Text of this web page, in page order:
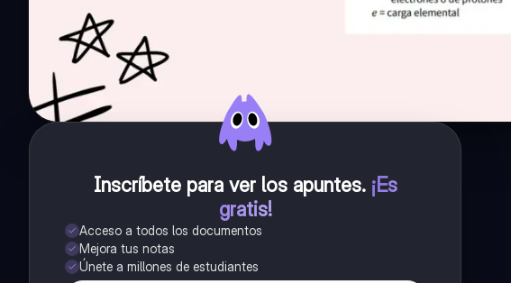
Inscríbete para ver los apuntes. ¡Es
gratis!
Acceso a todos los documentos
Mejora tus notas
Únete a millones de estudiantes